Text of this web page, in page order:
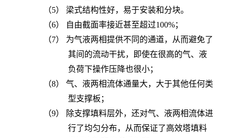
（5） 梁式结构性好， 易于安装和分块。
（6） 自由截面率接近甚至超过100%；
（7） 为气液两相提供不同的通道，
从而避免了
其间的流动干扰，即使在很高的气、液
负荷下操作压降也很小；
（8） 气、液两相流体通量大， 大于其他任何类
型支撑板；
（9） 除支撑填料层外，还对气、液两相流体进
行了均匀分布，
从而保证了高效塔填料